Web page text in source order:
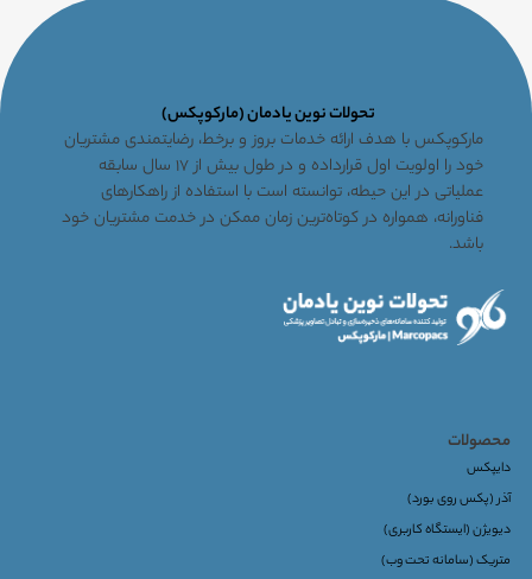
تحولات نوین یادمان (مارکوپکس)
مارکوپکس با هدف ارائه خدمات بروز و برخط، رضایتمندی مشتریان
خود را اولویت اول قرارداده و در طول بیش از ۱۷ سال سابقه
عملیاتی در این حیطه، توانسته است با استفاده از راهکارهای
فناورانه، همواره در کوتاه‌ترین زمان ممکن در خدمت مشتریان خود
باشد.
محصولات
دایپکس
آذر (پکس روی بورد)
دیویژن (ایستگاه کاربری)
متریک (سامانه تحت وب)